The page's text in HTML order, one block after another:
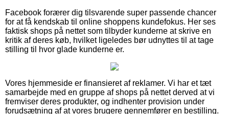
Facebook forærer dig tilsvarende super passende chancer
for at få kendskab til online shoppens kundefokus. Her ses
faktisk shops på nettet som tilbyder kunderne at skrive en
kritik af deres køb, hvilket ligeledes bør udnyttes til at tage
stilling til hvor glade kunderne er.
Vores hjemmeside er finansieret af reklamer. Vi har et tæt
samarbejde med en gruppe af shops på nettet derved at vi
fremviser deres produkter, og indhenter provision under
forudsætning af at vores brugere gennemfører en bestilling.